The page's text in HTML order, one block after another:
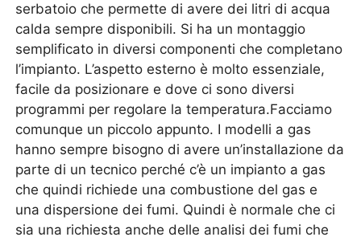
serbatoio che permette di avere dei litri di acqua
calda sempre disponibili. Si ha un montaggio
semplificato in diversi componenti che completano
l’impianto. L’aspetto esterno è molto essenziale,
facile da posizionare e dove ci sono diversi
programmi per regolare la temperatura.Facciamo
comunque un piccolo appunto. I modelli a gas
hanno sempre bisogno di avere un’installazione da
parte di un tecnico perché c’è un impianto a gas
che quindi richiede una combustione del gas e
una dispersione dei fumi. Quindi è normale che ci
sia una richiesta anche delle analisi dei fumi che